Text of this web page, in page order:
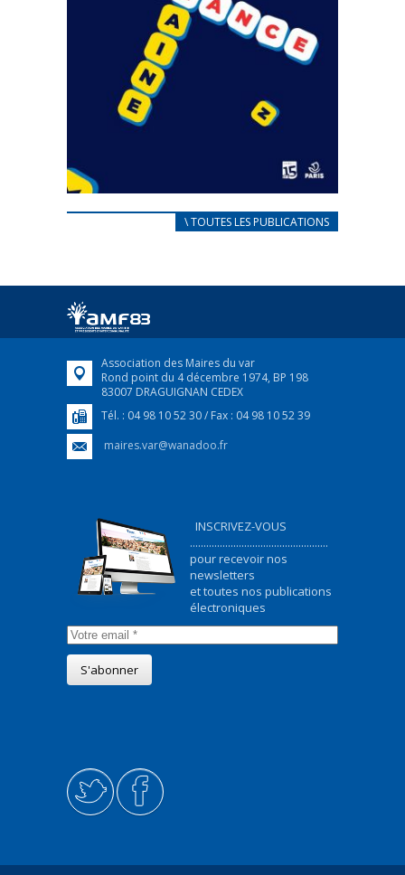
CARNET D’ACCUEIL
Afin d’accompagner au mieux les réfugiés
FEUILLETER
\ TOUTES LES PUBLICATIONS
Association des Maires du var
Rond point du 4 décembre 1974, BP 198
83007 DRAGUIGNAN CEDEX
Tél. : 04 98 10 52 30 / Fax : 04 98 10 52 39
maires.var@wanadoo.fr
INSCRIVEZ-VOUS
...................................................
pour recevoir nos
newsletters
et toutes nos publications
électroniques